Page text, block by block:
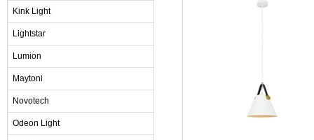
Kink Light
Lightstar
Lumion
Maytoni
Novotech
Odeon Light